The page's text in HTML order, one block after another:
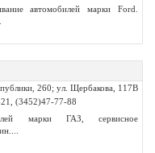
автомобилей марки Ford.
260; ул. Щербакова, 117В
(3452)47-77-88
марки ГАЗ, сервисное